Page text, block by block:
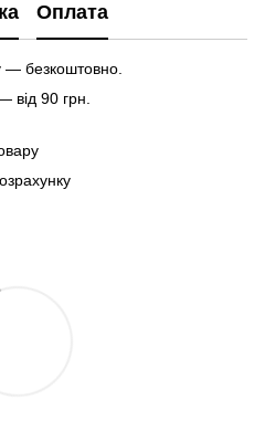
Оплата
— безкоштовно.
90 грн.